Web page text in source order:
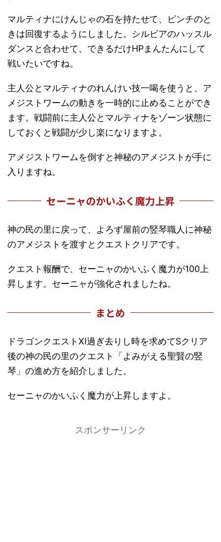
マルティナにけんじゃの石を持たせて、ピンチのと
きは回復するようにしました。シルビアのハッスル
ダンスと合わせて、できるだけHPまんたんにして
戦いたいですね。
主人公とマルティナのれんけい技一喝を使うと、ア
メジストワームの動きを一時的に止めることができ
ます。戦闘前に主人公とマルティナをゾーン状態に
しておくと戦闘が少し楽になりますよ。
アメジストワームを倒すと神秘のアメジストが手に
入りますね。
セーニャのかいふく魔力上昇
神の民の里に戻って、よろず屋前の竪琴職人に神秘
のアメジストを渡すとクエストクリアです。
クエスト報酬で、セーニャのかいふく魔力が100上
昇します。セーニャが強化されましたね。
まとめ
ドラゴンクエストXI過ぎ去りし時を求めてSクリア
後の神の民の里のクエスト「よみがえる聖賢の竪
琴」の進め方を紹介しました。
セーニャのかいふく魔力が上昇しますよ。
スポンサーリンク